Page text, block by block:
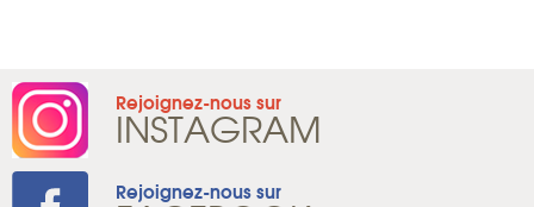
Rejoignez-nous sur
INSTAGRAM
Rejoignez-nous sur